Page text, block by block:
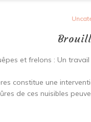
et frelons : Un
constitue une
de ces nuisibles